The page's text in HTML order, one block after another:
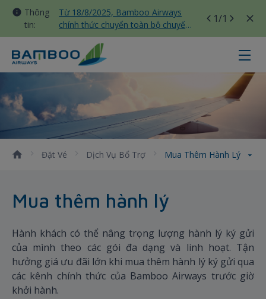
Thông
tin:
Từ 18/8/2025, Bamboo Airways
chính thức chuyển toàn bộ chuyến
bay nội địa sang nhà ga T3 Tân
Sơn Nhất
1/1
Mua thêm hành lý - Bamboo
Đặt Vé Dịch Vụ Bổ Trợ Mua Thêm Hành Lý
Mua thêm hành lý
Hành khách có thể nâng trọng lượng hành lý ký gửi
của mình theo các gói đa dạng và linh hoạt. Tận
hưởng giá ưu đãi lớn khi mua thêm hành lý ký gửi qua
các kênh chính thức của Bamboo Airways trước giờ
khởi hành.